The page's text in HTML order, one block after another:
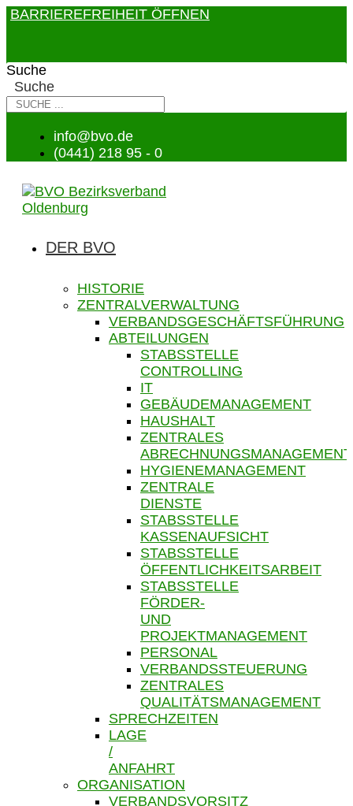
BARRIEREFREIHEIT ÖFFNEN
Suche
Suche
info@bvo.de
(0441) 218 95 - 0
DER BVO
HISTORIE
ZENTRALVERWALTUNG
VERBANDSGESCHÄFTSFÜHRUNG
ABTEILUNGEN
STABSSTELLE
CONTROLLING
IT
GEBÄUDEMANAGEMENT
HAUSHALT
ZENTRALES
ABRECHNUNGSMANAGEMENT
HYGIENEMANAGEMENT
ZENTRALE
DIENSTE
STABSSTELLE
KASSENAUFSICHT
STABSSTELLE
ÖFFENTLICHKEITSARBEIT
STABSSTELLE
FÖRDER-
UND
PROJEKTMANAGEMENT
PERSONAL
VERBANDSSTEUERUNG
ZENTRALES
QUALITÄTSMANAGEMENT
SPRECHZEITEN
LAGE
/
ANFAHRT
ORGANISATION
VERBANDSVORSITZ